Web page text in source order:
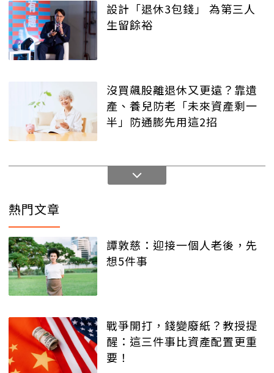
設計「退休3包錢」 為第三人
生留餘裕
沒買飆股離退休又更遠？靠遺
產、養兒防老「未來資產剩一
半」防通膨先用這2招
熱門文章
譚敦慈：迎接一個人老後，先
想5件事
戰爭開打，錢變廢紙？教授提
醒：這三件事比資產配置更重
要！